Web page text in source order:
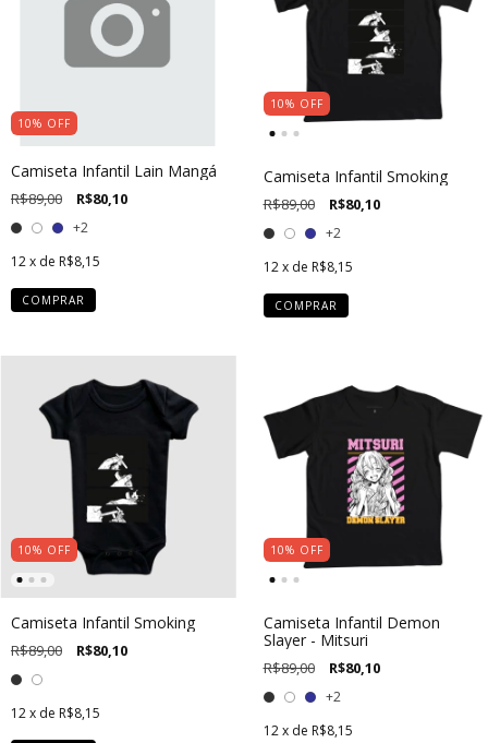
10% OFF
Camiseta Infantil Lain Mangá
R$89,00 R$80,10
+2
12x de R$8,15
COMPRAR
10% OFF
Camiseta Infantil Smoking
R$89,00 R$80,10
+2
12 x de R$8,15
COMPRAR
10% OFF
Camiseta Infantil Smoking
R$89,00 R$80,10
12x de R$8,15
10% OFF
Camiseta Infantil Demon
Slayer - Mitsuri
R$89,00 R$80,10
+2
12 x de R$8,15